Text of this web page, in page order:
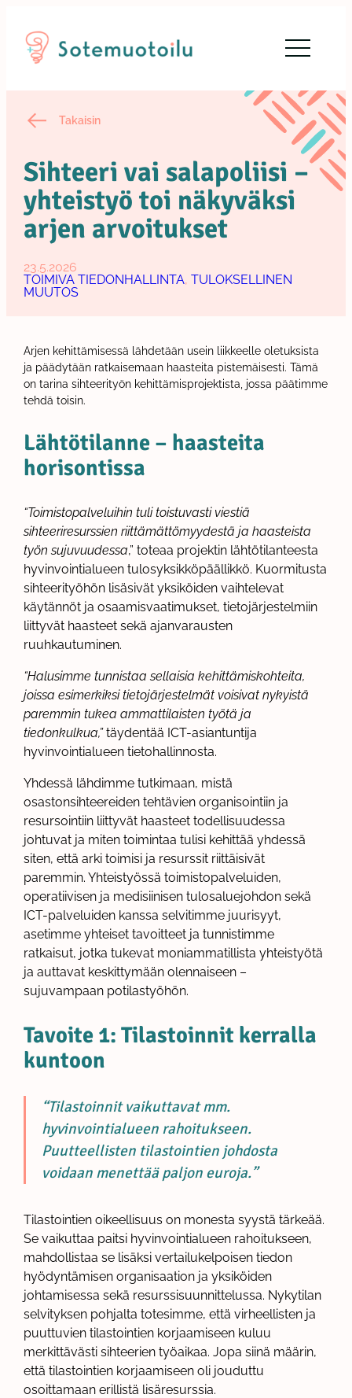
sisältöön
Takaisin
Sihteeri vai salapoliisi –
yhteistyö toi näkyväksi
arjen arvoitukset
23.5.2026
TOIMIVA TIEDONHALLINTA, TULOKSELLINEN
MUUTOS
Arjen kehittämisessä lähdetään usein liikkeelle oletuksista
ja päädytään ratkaisemaan haasteita pistemäisesti. Tämä
on tarina sihteerityön kehittämisprojektista, jossa päätimme
tehdä toisin.
Lähtötilanne – haasteita
horisontissa
“Toimistopalveluihin tuli toistuvasti viestiä
sihteeriresurssien riittämättömyydestä ja haasteista
työn sujuvuudessa,” toteaa projektin lähtötilanteesta
hyvinvointialueen tulosyksikköpäällikkö. Kuormitusta
sihteerityöhön lisäsivät yksiköiden vaihtelevat
käytännöt ja osaamisvaatimukset, tietojärjestelmiin
liittyvät haasteet sekä ajanvarausten
ruuhkautuminen.
“Halusimme tunnistaa sellaisia kehittämiskohteita,
joissa esimerkiksi tietojärjestelmät voisivat nykyistä
paremmin tukea ammattilaisten työtä ja
tiedonkulkua,”täydentää ICT-asiantuntija
hyvinvointialueen tietohallinnosta.
Yhdessä lähdimme tutkimaan, mistä
osastonsihteereiden tehtävien organisointiin ja
resursointiin liittyvät haasteet todellisuudessa
johtuvat ja miten toimintaa tulisi kehittää yhdessä
siten, että arki toimisi ja resurssit riittäisivät
paremmin. Yhteistyössä toimistopalveluiden,
operatiivisen ja medisiinisen tulosaluejohdon sekä
ICT-palveluiden kanssa selvitimme juurisyyt,
asetimme yhteiset tavoitteet ja tunnistimme
ratkaisut, jotka tukevat moniammatillista yhteistyötä
ja auttavat keskittymään olennaiseen –
sujuvampaan potilastyöhön.
Tavoite 1: Tilastoinnit kerralla
kuntoon
“Tilastoinnit vaikuttavat mm.
hyvinvointialueen rahoitukseen.
Puutteellisten tilastointien johdosta
voidaan menettää paljon euroja.”
Tilastointien oikeellisuus on monesta syystä tärkeää.
Se vaikuttaa paitsi hyvinvointialueen rahoitukseen,
mahdollistaa se lisäksi vertailukelpoisen tiedon
hyödyntämisen organisaation ja yksiköiden
johtamisessa sekä resurssisuunnittelussa. Nykytilan
selvityksen pohjalta totesimme, että virheellisten ja
puuttuvien tilastointien korjaamiseen kuluu
merkittävästi sihteerien työaikaa. Jopa siinä määrin,
että tilastointien korjaamiseen oli jouduttu
osoittamaan erillistä lisäresurssia.